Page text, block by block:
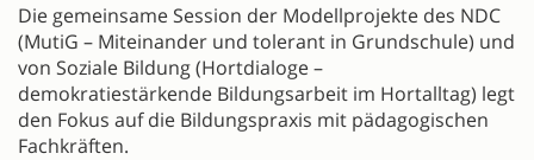
Die gemeinsame Session der Modellprojekte des NDC
(MutiG – Miteinander und tolerant in Grundschule) und
von Soziale Bildung (Hortdialoge –
demokratiestärkende Bildungsarbeit im Hortalltag) legt
den Fokus auf die Bildungspraxis mit pädagogischen
Fachkräften.